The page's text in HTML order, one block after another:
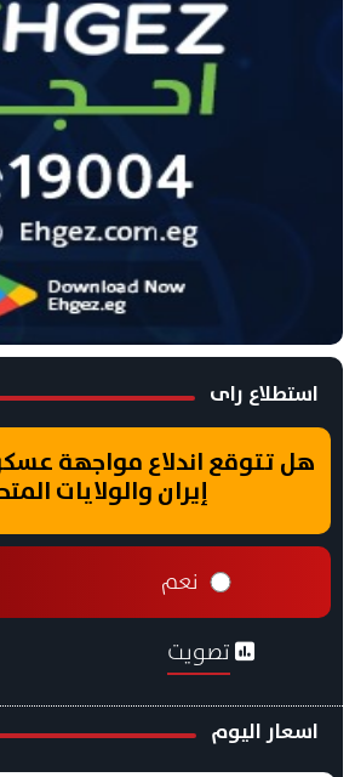
استطلاع راى
هل تتوقع اندلاع مواجهة
إيران والولايات
نعم
تصويت
اسعار اليوم